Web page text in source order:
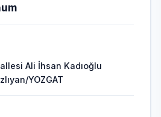
Ali İhsan Kadıoğlu
YOZGAT